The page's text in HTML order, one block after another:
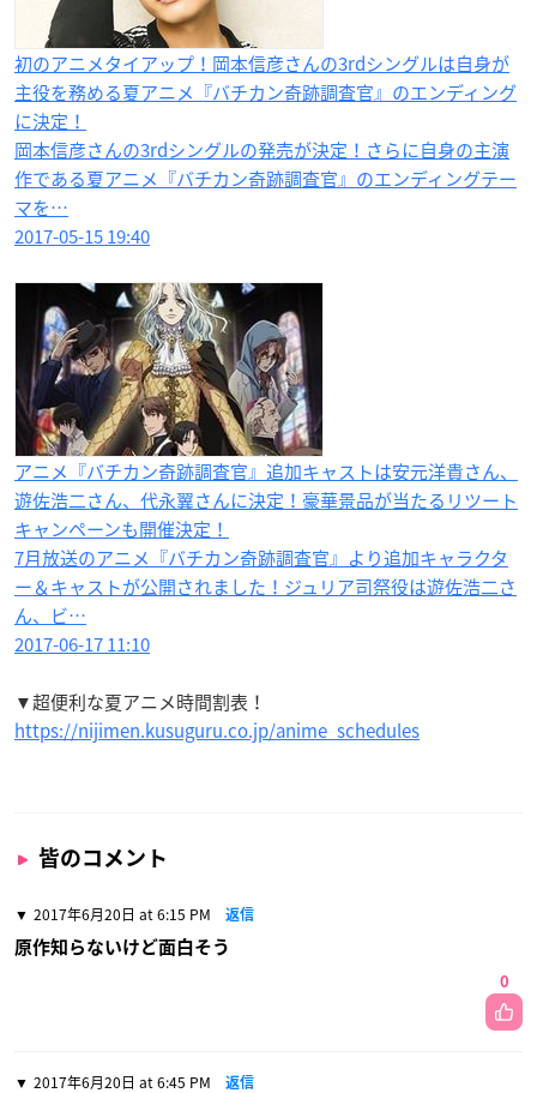
初のアニメタイアップ！岡本信彦さんの3rdシングルは自身が
主役を務める夏アニメ『バチカン奇跡調査官』のエンディング
に決定！
岡本信彦さんの3rdシングルの発売が決定！さらに自身の主演
作である夏アニメ『バチカン奇跡調査官』のエンディングテー
マを…
2017-05-15 19:40
アニメ『バチカン奇跡調査官』追加キャストは安元洋貴さん、
遊佐浩二さん、代永翼さんに決定！豪華景品が当たるリツート
キャンペーンも開催決定！
7月放送のアニメ『バチカン奇跡調査官』より追加キャラクタ
ー＆キャストが公開されました！ジュリア司祭役は遊佐浩二さ
ん、ビ…
2017-06-17 11:10
▼超便利な夏アニメ時間割表！
https://nijimen.kusuguru.co.jp/anime_schedules
皆のコメント
2017年6月20日 at 6:15 PM 返信
原作知らないけど面白そう
0
2017年6月20日 at 6:45 PM 返信